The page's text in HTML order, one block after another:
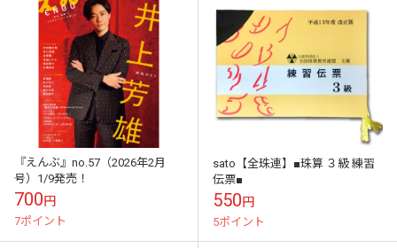
『えんぶ』no.57（2026年2月
号）1/9発売！
700円
7ポイント
sato【全珠連】■珠算 ３級 練習
伝票■
550円
5ポイント